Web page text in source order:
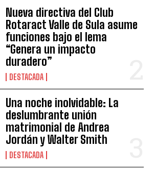
Nueva directiva del Club
Rotaract Valle de Sula asume
funciones bajo el lema
“Genera un impacto
duradero”
DESTACADA
Una noche inolvidable: La
deslumbrante unión
matrimonial de Andrea
Jordán y Walter Smith
DESTACADA